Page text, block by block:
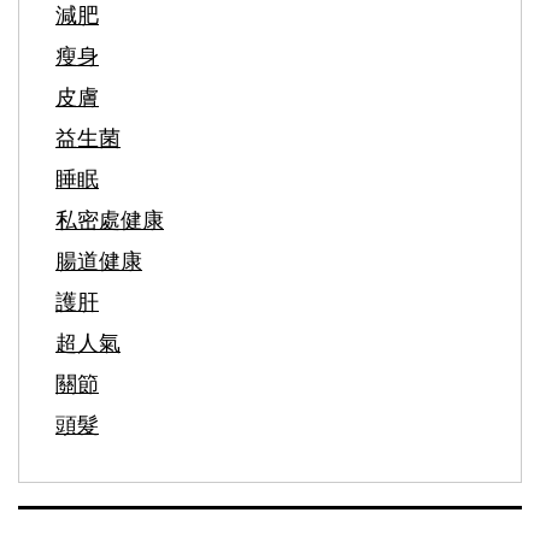
減肥
瘦身
皮膚
益生菌
睡眠
私密處健康
腸道健康
護肝
超人氣
關節
頭髮